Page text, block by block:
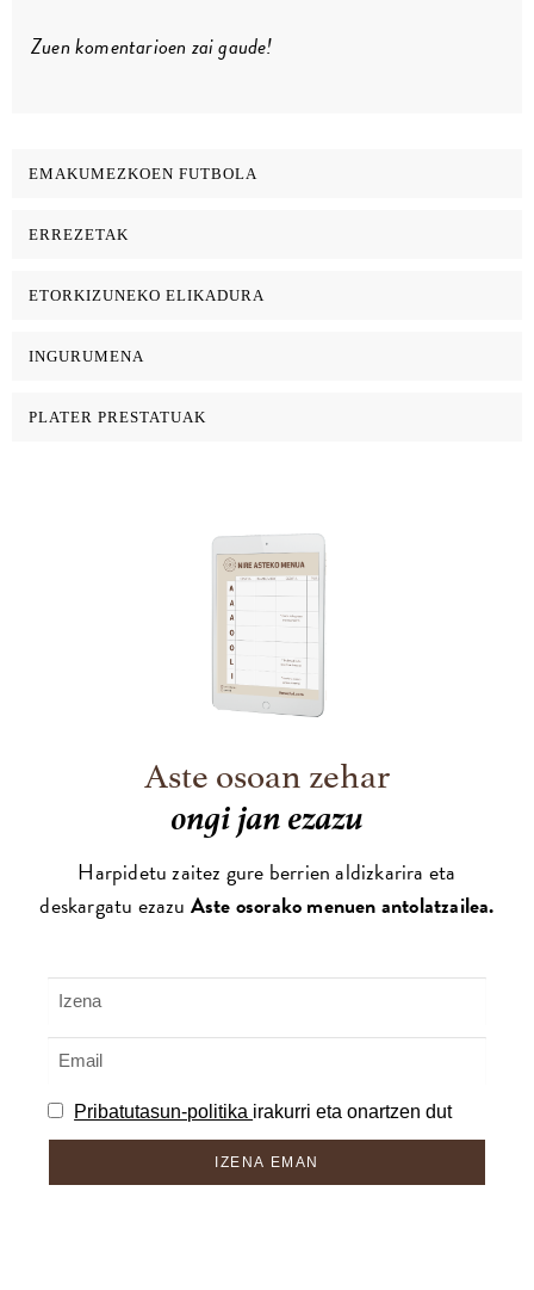
Zuen komentarioen zai gaude!
EMAKUMEZKOEN FUTBOLA
ERREZETAK
ETORKIZUNEKO ELIKADURA
INGURUMENA
PLATER PRESTATUAK
Aste osoan zehar
ongi jan ezazu
Harpidetu zaitez gure berrien aldizkarira eta
deskargatu ezazu Aste osorako menuen antolatzailea.
Pribatutasun-politika irakurri eta onartzen dut
IZENA EMAN